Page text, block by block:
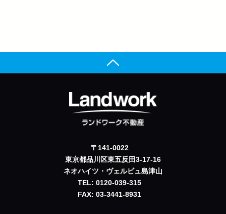
〒141-0022
東京都品川区東五反田3-17-16
ネオハイツ・ヴェルビュ島津山
TEL: 0120-039-315
FAX: 03-3441-8931